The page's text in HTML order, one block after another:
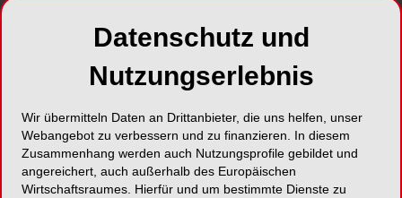
Team Zahnärzte Bayern
85049 Ingolstadt
Karte
Datenschutz und
Nutzungserlebnis
Wir übermitteln Daten an Drittanbieter, die uns helfen, unser
Webangebot zu verbessern und zu finanzieren. In diesem
Zusammenhang werden auch Nutzungsprofile gebildet und
angereichert, auch außerhalb des Europäischen
Wirtschaftsraumes. Hierfür und um bestimmte Dienste zu